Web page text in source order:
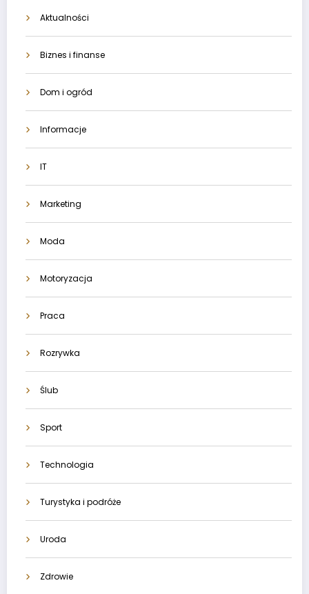
Aktualności
Biznes i finanse
Dom i ogród
Informacje
IT
Marketing
Moda
Motoryzacja
Praca
Rozrywka
Ślub
Sport
Technologia
Turystyka i podróże
Uroda
Zdrowie